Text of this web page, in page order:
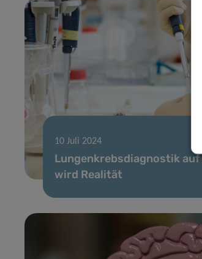
10 Juli 2024
Lungenkrebsdiagnostik
wird Realität